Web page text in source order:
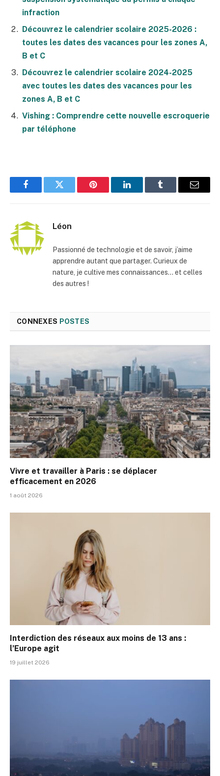
infraction
Découvrez le calendrier scolaire 2025-2026 :
toutes les dates des vacances pour les zones A,
B et C
Découvrez le calendrier scolaire 2024-2025
avec toutes les dates des vacances pour les
zones A, B et C
Vishing : Comprendre cette nouvelle escroquerie
par téléphone
FacebookTwitter Pinterest LinkedInTumblr
E-
Léon
Passionné de technologie et de savoir, j’aime
apprendre autant que partager. Curieux de
nature, je cultive mes connaissances… et celles
des autres !
CONNEXES POSTES
Vivre et travailler à Paris : se déplacer
efficacement en 2026
1 août 2026
Interdiction des réseaux aux moins de 13 ans :
l’Europe agit
19 juillet 2026